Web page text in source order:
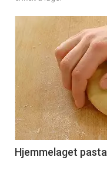
Hjemmelaget pasta